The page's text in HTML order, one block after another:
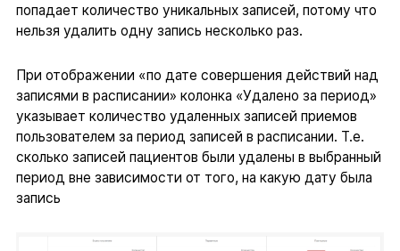
попадает количество уникальных записей, потому что
нельзя удалить одну запись несколько раз.
При отображении «по дате совершения действий над
записями в расписании» колонка «Удалено за период»
указывает количество удаленных записей приемов
пользователем за период записей в расписании. Т.е.
сколько записей пациентов были удалены в выбранный
период вне зависимости от того, на какую дату была
запись